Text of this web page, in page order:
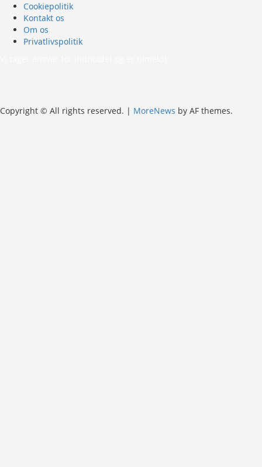
Cookiepolitik
Kontakt os
Om os
Privatlivspolitik
Copyright © All rights reserved. | MoreNews by AF themes.